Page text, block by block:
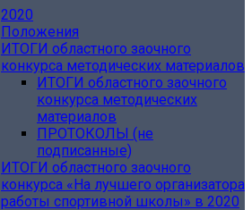
2020
Положения
ИТОГИ областного заочного
конкурса методических материалов
ИТОГИ областного заочного
конкурса методических
материалов
ПРОТОКОЛЫ (не
подписанные)
ИТОГИ областного заочного
конкурса «На лучшего организатора
работы спортивной школы» в 2020